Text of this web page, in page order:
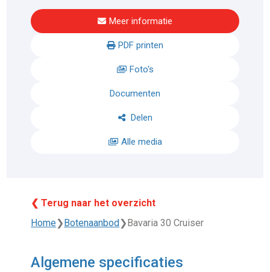
Meer informatie
PDF printen
Foto's
Documenten
Delen
Alle media
❮ Terug naar het overzicht
Home❯ Botenaanbod ❯ Bavaria 30 Cruiser
Algemene specificaties